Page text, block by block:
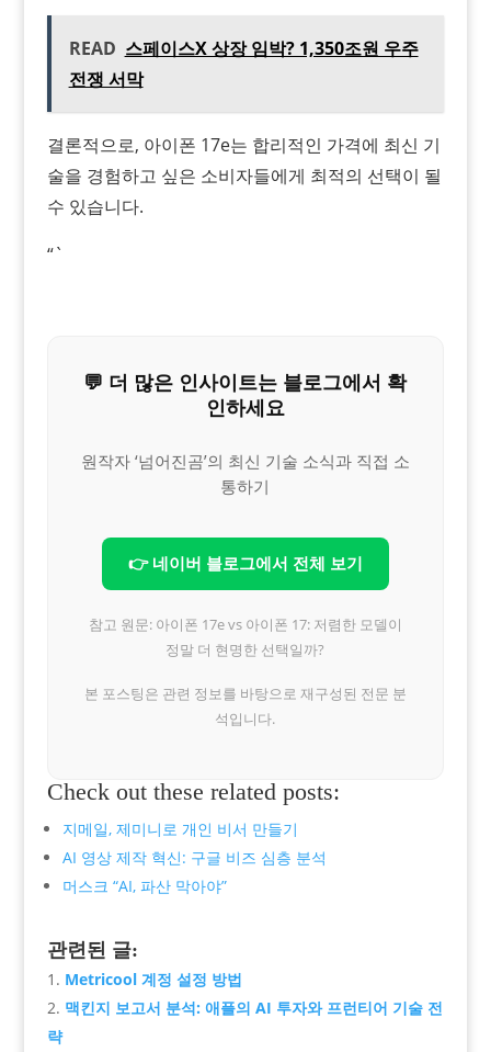
READ 스페이스X 상장 임박? 1,350조원 우주
전쟁 서막
결론적으로, 아이폰 17e는 합리적인 가격에 최신 기
술을 경험하고 싶은 소비자들에게 최적의 선택이 될
수 있습니다.
“`
💬 더 많은 인사이트는 블로그에서 확
인하세요
원작자 ‘넘어진곰’의 최신 기술 소식과 직접 소
통하기
👉 네이버 블로그에서 전체 보기
참고 원문: 아이폰 17e vs 아이폰 17: 저렴한 모델이
정말 더 현명한 선택일까?
본 포스팅은 관련 정보를 바탕으로 재구성된 전문 분
석입니다.
Check out these related posts:
지메일, 제미니로 개인 비서 만들기
AI 영상 제작 혁신: 구글 비즈 심층 분석
머스크 “AI, 파산 막아야”
관련된 글:
Metricool 계정 설정 방법
맥킨지 보고서 분석: 애플의 AI 투자와 프런티어 기술 전
략